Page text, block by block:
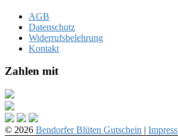
AGB
Datenschutz
Widerrufsbelehrung
Kontakt
Zahlen mit
© 2026 Bendorfer Blüten Gutschein |